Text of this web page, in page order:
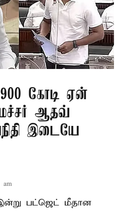
கோடி ஏன்
ஆதவ்
இடையே
am
பட்ஜெட் மீதான